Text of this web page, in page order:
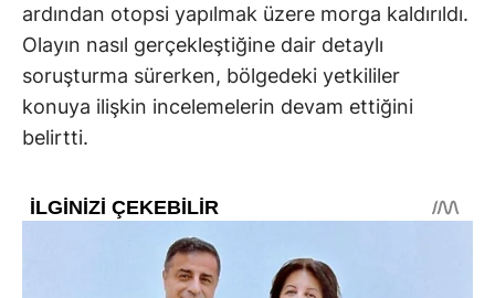
ardından otopsi yapılmak üzere morga kaldırıldı.
Olayın nasıl gerçekleştiğine dair detaylı
soruşturma sürerken, bölgedeki yetkililer
konuya ilişkin incelemelerin devam ettiğini
belirtti.